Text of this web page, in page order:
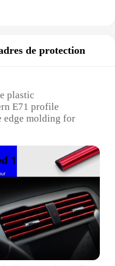
de protection
plastic
E71 profile
edge molding for
sets to suit
all necessary
just a simple edge